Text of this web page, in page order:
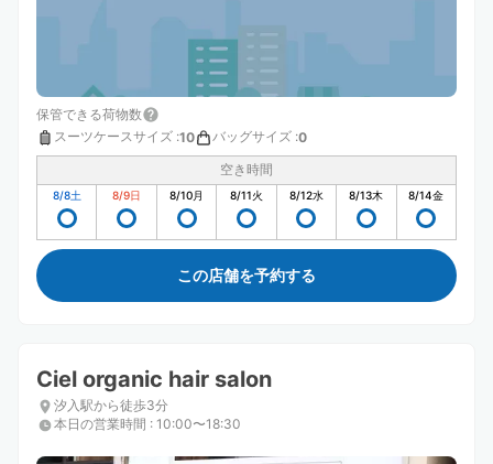
保管できる荷物数
スーツケースサイズ :10 バッグサイズ :0
空き時間
8/8土 8/9日 8/10月 8/11火 8/12水 8/13木 8/14金
この店舗を予約する
Ciel organic hair salon
汐入駅から徒歩3分
本日の営業時間 : 10:00〜18:30